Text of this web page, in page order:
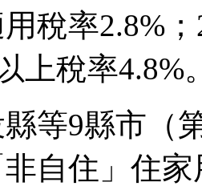
稅率2.8%
上稅率4.8%
等9縣市（
自住」住